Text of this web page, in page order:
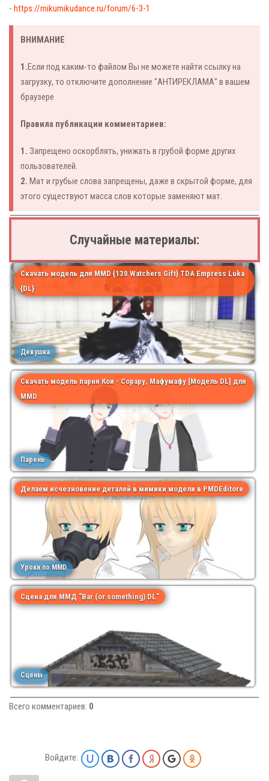
- https://mikumikudance.ru/forum/6-3-1
ВНИМАНИЕ
1.Если под каким-то файлом Вы не можете найти ссылку на
загрузку, то отключите дополнение "АНТИРЕКЛАМА" в вашем
браузере
Правила публикации комментариев:
1. Запрещено оскорблять, унижать в грубой форме других
пользователей.
2. Мат и грубые слова запрещены, даже в скрытой форме, для
этого существуют масса слов которые заменяют мат.
Случайные материалы:
Скачать модель для MMD {130 Watchers Gift} TDA Empress Luka
{DL}
Девушка
Скачать модель парня Кои - Сорару, Мафумафу [Модель DL] для
MMD
Парень
Делаем исчезновение деталей в мимики модели в PMDEditore
Уроки по MMD
Сцена для ММД "Bar (or something) DL"
Сцены
Всего комментариев: 0
Войдите: